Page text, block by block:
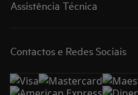
Assistência Técnica
Contactos e Redes Sociais